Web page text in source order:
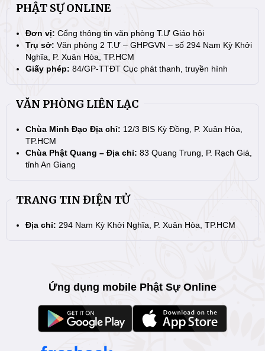
PHẬT SỰ ONLINE
Đơn vị: Cổng thông tin văn phòng T.Ư Giáo hội
Trụ sở: Văn phòng 2 T.Ư – GHPGVN – số 294 Nam Kỳ Khởi
Nghĩa, P. Xuân Hòa, TP.HCM
Giấy phép: 84/GP-TTĐT Cục phát thanh, truyền hình
VĂN PHÒNG LIÊN LẠC
Chùa Minh Đạo Địa chỉ: 12/3 BIS Kỳ Đồng, P. Xuân Hòa,
TP.HCM
Chùa Phật Quang – Địa chỉ: 83 Quang Trung, P. Rạch Giá,
tỉnh An Giang
TRANG TIN ĐIỆN TỬ
Địa chỉ: 294 Nam Kỳ Khởi Nghĩa, P. Xuân Hòa, TP.HCM
Ứng dụng mobile Phật Sự Online